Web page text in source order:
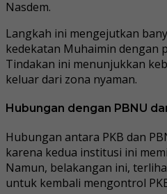
Nasdem.
Langkah ini mengejutkan
kedekatan Muhaimin dengan
Tindakan ini menunjukkan
keluar dari zona nyaman.
Hubungan dengan PBNU
Hubungan antara PKB dan
karena kedua institusi ini
Namun, belakangan ini,
untuk kembali mengontrol